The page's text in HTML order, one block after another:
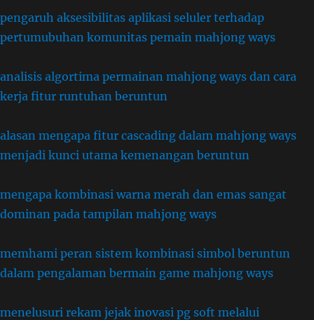
pengaruh aksesibilitas aplikasi seluler terhadap
pertumubuhan komunitas pemain mahjong ways
analisis algortima permainan mahjong ways dan cara
kerja fitur runtuhan beruntun
alasan mengapa fitur cascading dalam mahjong ways
menjadi kunci utama kemenangan beruntun
mengapa kombinasi warna merah dan emas sangat
dominan pada tampilan mahjong ways
memhami peran sistem kombinasi simbol beruntun
dalam pengalaman bermain game mahjong ways
menelusuri rekam jejak inovasi pg soft melalui